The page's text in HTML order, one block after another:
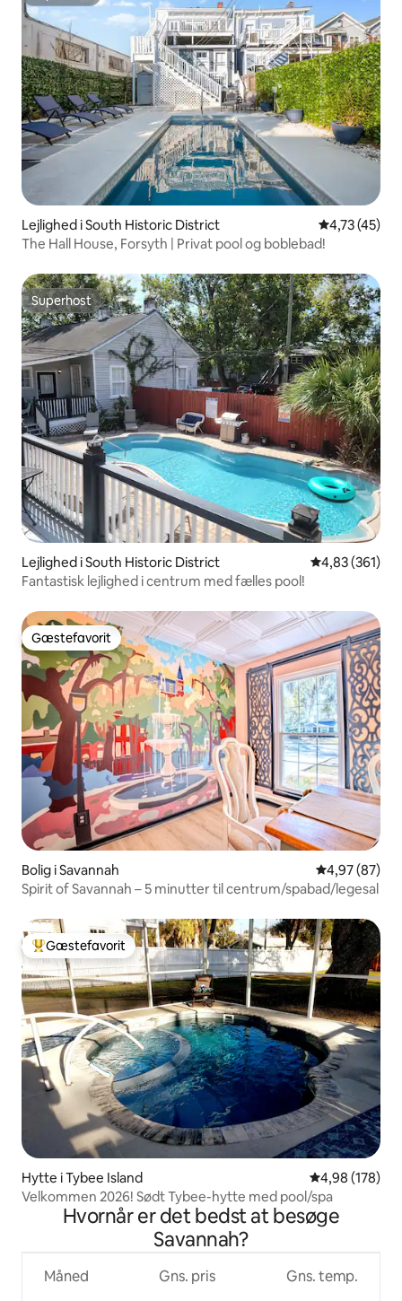
Lejlighed i South Historic District 4,73 ud af 5
4,73 (45)
The Hall House, Forsyth | Privat pool og boblebad!
Superhost
Superhost
Lejlighed i South Historic District 4,83 ud af 5 i
4,83 (361)
Fantastisk lejlighed i centrum med fælles pool!
Gæstefavorit
Gæstefavorit
Bolig i Savannah 4,97 ud af 5 i
4,97 (87)
Spirit of Savannah – 5 minutter til centrum/spabad/legesal
Bedste gæstefavorit
Gæstefavorit
Hytte i Tybee Island 4,98 ud af 5 i
4,98 (178)
Velkommen 2026! Sødt Tybee-hytte med pool/spa
Hvornår er det bedst at besøge
Savannah?
Måned Gns. pris Gns. temp.